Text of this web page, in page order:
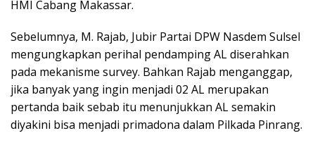
HMI Cabang Makassar.
Sebelumnya, M. Rajab, Jubir Partai DPW Nasdem Sulsel
mengungkapkan perihal pendamping AL diserahkan
pada mekanisme survey. Bahkan Rajab menganggap,
jika banyak yang ingin menjadi 02 AL merupakan
pertanda baik sebab itu menunjukkan AL semakin
diyakini bisa menjadi primadona dalam Pilkada Pinrang.